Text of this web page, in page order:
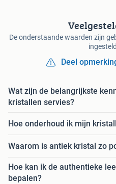
De onderstaande waarden zijn
Deel
Wat zijn de belangrijkste
kristallen servies?
Hoe onderhoud ik mijn
Waarom is antiek kristal zo
Hoe kan ik de authentieke
bepalen?